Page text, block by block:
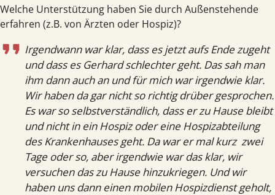
Welche Unterstützung haben Sie durch Außen­stehende
erfahren (z.B. von Ärzten oder Hospiz)?
Irgendwann war klar, dass es jetzt aufs Ende zugeht
und dass es Gerhard schlechter geht. Das sah man
ihm dann auch an und für mich war irgendwie klar.
Wir haben da gar nicht so richtig drüber gesprochen.
Es war so selbstverständlich, dass er zu Hause bleibt
und nicht in ein Hospiz oder eine Hospizabteilung
des Krankenhauses geht. Da war er mal kurz  zwei
Tage oder so, aber irgendwie war das klar, wir
versuchen das zu Hause hinzukriegen. Und wir
haben uns dann einen mobilen Hospizdienst geholt,